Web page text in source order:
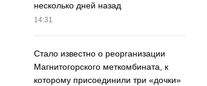
несколько дней назад
14:31
Стало известно о реорганизации
Магнитогорского меткомбината, к
которому присоединили три «дочки»